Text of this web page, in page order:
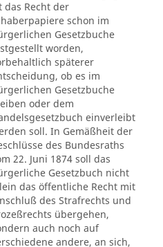
das Recht der
schon im
Gesetzbuche
worden,
späterer
ob es im
Gesetzbuche
oder dem
einverleibt
soll. In Gemäßheit der
des Bundesraths
22. Juni 1874 soll das
Gesetzbuch nicht
das öffentliche Recht mit
des Strafrechts und
übergehen,
auch noch auf
andere, an sich,